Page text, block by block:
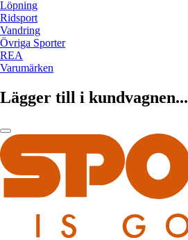
Löpning
Ridsport
Vandring
Övriga Sporter
REA
Varumärken
Lägger till i kundvagnen...